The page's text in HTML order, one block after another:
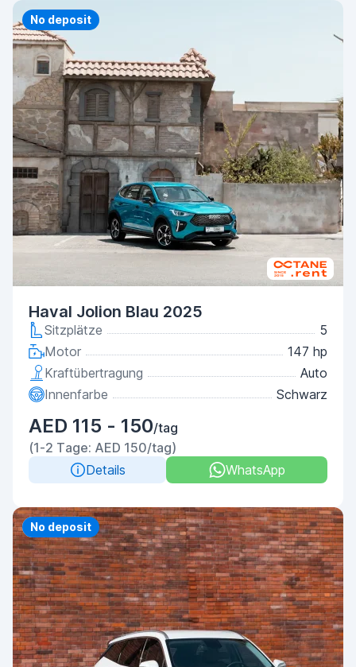
Priority
No deposit
Haval Jolion Blau 2025
Sitzplätze
5
Motor
147 hp
Kraftübertragung
Auto
Innenfarbe
Schwarz
AED 115 - 150/tag
(1-2 Tage: AED 150/tag)
Details
WhatsApp
Priority
No deposit